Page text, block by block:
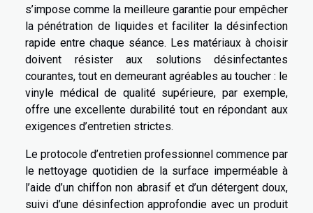
s’impose comme la meilleure garantie pour empêcher
la pénétration de liquides et faciliter la désinfection
rapide entre chaque séance. Les matériaux à choisir
doivent résister aux solutions désinfectantes
courantes, tout en demeurant agréables au toucher : le
vinyle médical de qualité supérieure, par exemple,
offre une excellente durabilité tout en répondant aux
exigences d’entretien strictes.
Le protocole d’entretien professionnel commence par
le nettoyage quotidien de la surface imperméable à
l’aide d’un chiffon non abrasif et d’un détergent doux,
suivi d’une désinfection approfondie avec un produit